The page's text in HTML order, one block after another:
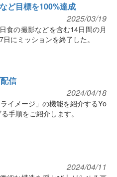
ど目標を100%達成
2025/03/19
食の撮影などを含む14日間の月
にミッションを終了した。
信
2024/04/18
イメージ」の機能を紹介するYo
手順をご紹介します。
2024/04/11